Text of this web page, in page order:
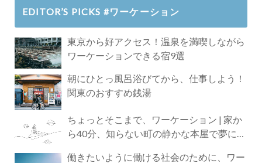
EDITOR’S PICKS #ワーケーション
東京から好アクセス！温泉を満喫しながら
ワーケーションできる宿9選
朝にひとっ風呂浴びてから、仕事しよう！
関東のおすすめ銭湯
ちょっとそこまで、ワーケーション | 家か
ら40分、知らない町の静かな本屋で夢に近
働きたいように働ける社会のために、ワー